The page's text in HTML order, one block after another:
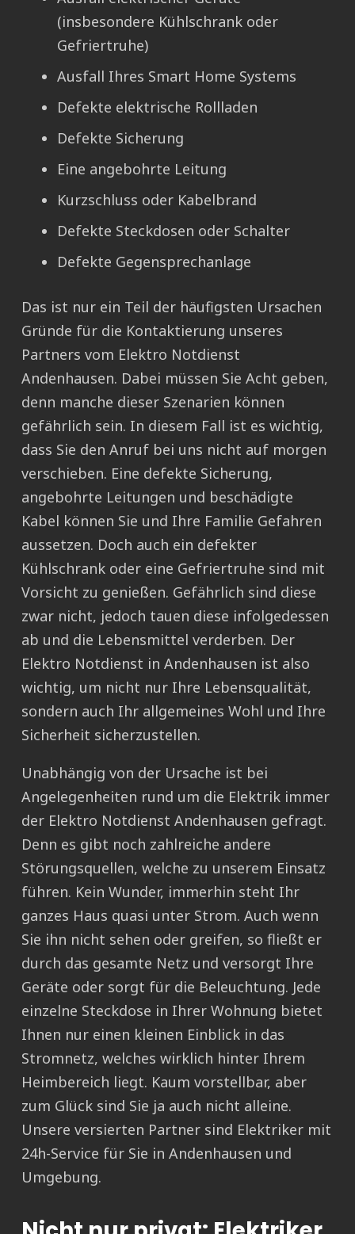
(insbesondere Kühlschrank oder
Gefriertruhe)
Ausfall Ihres Smart Home Systems
Defekte elektrische Rollladen
Defekte Sicherung
Eine angebohrte Leitung
Kurzschluss oder Kabelbrand
Defekte Steckdosen oder Schalter
Defekte Gegensprechanlage
Das ist nur ein Teil der häufigsten Ursachen
Gründe für die Kontaktierung unseres
Partners vom Elektro Notdienst
Andenhausen. Dabei müssen Sie Acht geben,
denn manche dieser Szenarien können
gefährlich sein. In diesem Fall ist es wichtig,
dass Sie den Anruf bei uns nicht auf morgen
verschieben. Eine defekte Sicherung,
angebohrte Leitungen und beschädigte
Kabel können Sie und Ihre Familie Gefahren
aussetzen. Doch auch ein defekter
Kühlschrank oder eine Gefriertruhe sind mit
Vorsicht zu genießen. Gefährlich sind diese
zwar nicht, jedoch tauen diese infolgedessen
ab und die Lebensmittel verderben. Der
Elektro Notdienst in Andenhausen ist also
wichtig, um nicht nur Ihre Lebensqualität,
sondern auch Ihr allgemeines Wohl und Ihre
Sicherheit sicherzustellen.
Unabhängig von der Ursache ist bei
Angelegenheiten rund um die Elektrik immer
der Elektro Notdienst Andenhausen gefragt.
Denn es gibt noch zahlreiche andere
Störungsquellen, welche zu unserem Einsatz
führen. Kein Wunder, immerhin steht Ihr
ganzes Haus quasi unter Strom. Auch wenn
Sie ihn nicht sehen oder greifen, so fließt er
durch das gesamte Netz und versorgt Ihre
Geräte oder sorgt für die Beleuchtung. Jede
einzelne Steckdose in Ihrer Wohnung bietet
Ihnen nur einen kleinen Einblick in das
Stromnetz, welches wirklich hinter Ihrem
Heimbereich liegt. Kaum vorstellbar, aber
zum Glück sind Sie ja auch nicht alleine.
Unsere versierten Partner sind Elektriker mit
24h-Service für Sie in Andenhausen und
Umgebung.